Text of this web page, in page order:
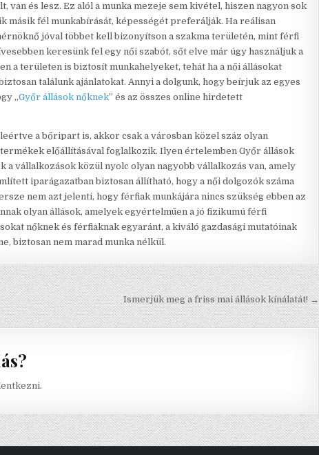
van és lesz. Ez alól a munka mezeje sem kivétel, hiszen nagyon sok
másik fél munkabírását, képességét preferálják. Ha reálisan
jóval többet kell bizonyítson a szakma területén, mint férfi
keresünk fel egy női szabót, sőt elve már úgy használjuk a
a területen is biztosít munkahelyeket, tehát ha a női állásokat
találunk ajánlatokat. Annyi a dolgunk, hogy beírjuk az egyes
„Győr állások nőknek” és az összes online hirdetett
a bőripart is, akkor csak a városban közel száz olyan
előállításával foglalkozik. Ilyen értelemben Győr állások
a vállalkozások közül nyolc olyan nagyobb vállalkozás van, amely
iparágazatban biztosan állítható, hogy a női dolgozók száma
nem azt jelenti, hogy férfiak munkájára nincs szükség ebben az
olyan állások, amelyek egyértelműen a jó fizikumú férfi
nőknek és férfiaknak egyaránt, a kiváló gazdasági mutatóinak
biztosan nem marad munka nélkül.
Ismerjük meg a friss mai állások kínálatát! →
.